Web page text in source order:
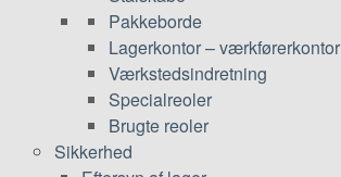
Pakkeborde
Lagerkontor – værkførerkontor
Værkstedsindretning
Specialreoler
Brugte reoler
Sikkerhed